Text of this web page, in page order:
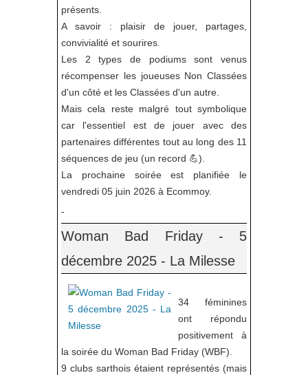
présents.
A savoir : plaisir de jouer, partages,
convivialité et sourires.
Les 2 types de podiums sont venus
récompenser les joueuses Non Classées
d'un côté et les Classées d'un autre.
Mais cela reste malgré tout symbolique
car l'essentiel est de jouer avec des
partenaires différentes tout au long des 11
séquences de jeu (un record 💪).
La prochaine soirée est planifiée le
vendredi 05 juin 2026 à Ecommoy.
-
Woman Bad Friday - 5
décembre 2025 - La Milesse
34 féminines
ont répondu
positivement à
la soirée du Woman Bad Friday (WBF).
9 clubs sarthois étaient représentés (mais